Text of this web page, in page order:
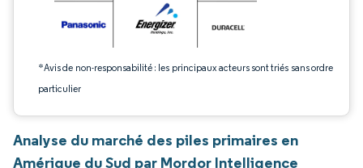
*Avis de non-responsabilité : les principaux acteurs sont triés sans ordre
particulier
Analyse du marché des piles primaires en
Amérique du Sud par Mordor Intelligence